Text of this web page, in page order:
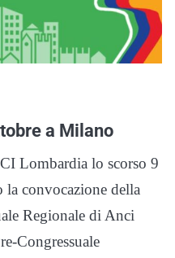
a Milano
Lombardia lo scorso 9
la convocazione della
Regionale di Anci
Congressuale